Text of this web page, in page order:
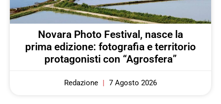
Novara Photo Festival, nasce la
prima edizione: fotografia e territorio
protagonisti con “Agrosfera”
Redazione 7 Agosto 2026